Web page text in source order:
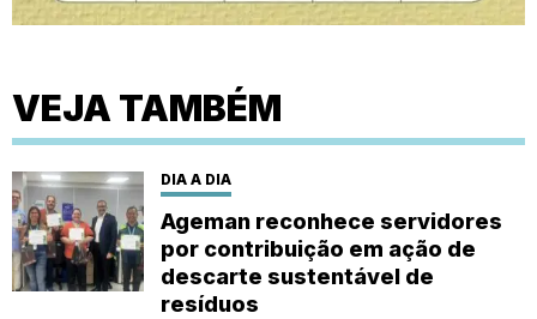
VEJA TAMBÉM
DIA A DIA
Ageman reconhece servidores
por contribuição em ação de
descarte sustentável de
resíduos